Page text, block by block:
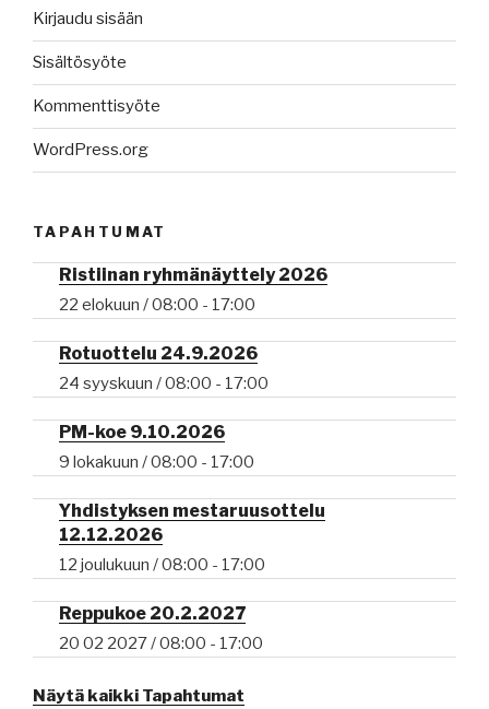
Kirjaudu sisään
Sisältösyöte
Kommenttisyöte
WordPress.org
TAPAHTUMAT
Ristiinan ryhmänäyttely 2026
22 elokuun / 08:00 - 17:00
Rotuottelu 24.9.2026
24 syyskuun / 08:00 - 17:00
PM-koe 9.10.2026
9 lokakuun / 08:00 - 17:00
Yhdistyksen mestaruusottelu
12.12.2026
12 joulukuun / 08:00 - 17:00
Reppukoe 20.2.2027
20 02 2027 / 08:00 - 17:00
Näytä kaikki Tapahtumat